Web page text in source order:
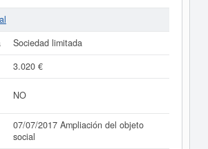
Sociedad limitada
3.020 €
NO
07/07/2017 Ampliación del objeto
social